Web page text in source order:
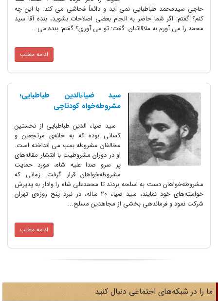
حاجی سیدمحمد طباطبایی نمی آید و دائماً فحاشی می کند. با این چه
کنم؟ گفتم: اگر شما حاضر به انجام بعضی اصلاحات بشوید، بنده آقا سید
محمد را می آورم به ملاقاتتان. گفت: تو می آوری؟ گفتم: بنده می...
ادامه مطلب
سید ضیاءالدین طباطبایی؛
مشروطه‌خواه کودتاچی
سید ضیاء الدین طباطبایی از نخستین
کسانی بوده که به خانه‌ی مرتجعین و
مخالفان مشروطه بمب می انداخته است.
او در دوران مشروطیت با انتشار مقاله‌های
پر سرو صدا علیه شاه، مورد حمایت
مشروطه‌خواهان قرار گرفت. زمانی که
مشروطه‌خواهان دست به اسلحه بردند تا محمدعلی شاه را وادار به پذیرش
خواسته‌های خود نمایند، سید ضیاء 20 ساله، در نبرد پنج روزه‌ی تهران
شرکت نمود و فرماندهی بخشی از مجاهدین مسلح...
ادامه مطلب
را در شبکه‌های اجتماعی دنبال کنید